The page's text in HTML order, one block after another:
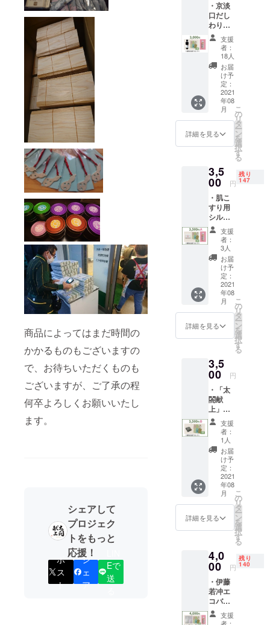
商品によってはまだ時間の
かかるものもございますの
で、お待ちいただくものも
ございますが、ご了承の程
何卒よろしくお願いいたし
ます。
シェアして
プロジェク
トをもっと
応援！
ポ
ス
ト
シ
ェ
ア
Eで
送
ル ・ご
支援者
皆様の
お名前
を豊国
神社へ
献上品
と一緒
に奉納
(葉月
書・希
望者の
み） ・
聚楽第
・京淡
口だし
わり
しょう
ゆ(澤井
醬油) 澤
井醤油
売り出
し中の
だし醤
油 ・唐
紙文
庫 ハ
ガキ１
種類
（京か
丸二）
(絵柄は
当店の
セレク
ト) ・梅
×甘酒
「白い
銀明
水」
(佐々木
酒造協
賛) ・
感謝、
お礼
メール
・ご支
援者皆
社へ献
上品と
一緒に
奉納 (葉
月書・
希望者
のみ）
・聚楽
第まち
めぐり
マップ
支援
者：
18人
お届
け予
定：
2021
年08
月
詳細を見る
こ
の
リ
タ
ー
ン
を
選
択
す
る
3,5
00 円
残り
147
・肌こ
すり用
シルク
石鹸(渡
文) ・唐
紙文
庫 ハ
ガキ１
種類
（京か
らかみ
丸二）
(絵柄は
当店の
セレク
ト) ・梅
「白い
銀明
水」
(佐々木
酒造協
賛) ・
感謝、
お礼
メール
・ご支
援者皆
様のお
名前を
豊国神
社へ献
上品と
一緒に
のみ）
・聚楽
第まち
めぐり
マップ
支援
者：
3人
お届
け予
定：
2021
年08
月
詳細を見る
こ
の
リ
タ
ー
ン
を
選
択
す
る
3,5
00 円
・「太
閤献
上」瓢
箪入り
お箸置
き (長岡
京屋根
工事) ・
唐紙文
庫 ハ
ガキ１
種類(京
からか
み丸二)
(絵柄は
当店の
ト) ・感
謝、お
礼メー
ル ・ご
支援者
皆様の
お名前
を豊国
支援
者：
1人
お届
け予
定：
2021
年08
月
詳細を見る
こ
の
リ
タ
ー
ン
を
選
択
す
る
4,0
00 円
残り
140
・伊藤
若冲エ
コバッ
グ(渡文)
※地色は
支援